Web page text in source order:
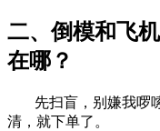
二、倒模和飞
在哪？
先扫盲，别嫌我啰
清，就下单了。